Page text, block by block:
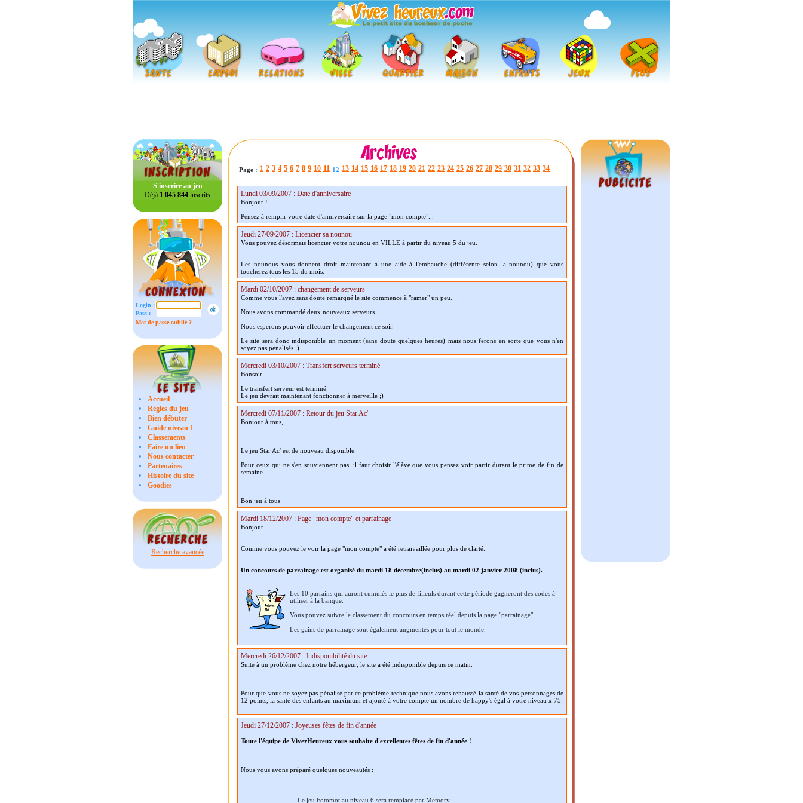
S'inscrire au jeu
Déjà 1 045 844 inscrits
Login :
Pass :
Mot de passe oublié ?
Accueil
Règles du jeu
Bien débuter
Guide niveau 1
Classements
Faire un lien
Nous contacter
Partenaires
Histoire du site
Goodies
Recherche avancée
Page : 1 2 3 4 5 6 7 8 9 10 11 12 13 14 15 16 17 18 19 20 21 22 23 24 25 26 27 28 29 30 31 32 33 34
Lundi 03/09/2007 : Date d'anniversaire
Bonjour !
Pensez à remplir votre date d'anniversaire sur la page "mon compte"...
Jeudi 27/09/2007 : Licencier sa nounou
Vous pouvez désormais licencier votre nounou en VILLE à partir du niveau 5 du jeu.
Les nounous vous donnent droit maintenant à une aide à l'embauche (différente selon la nounou) que vous
toucherez tous les 15 du mois.
Mardi 02/10/2007 : changement de serveurs
Comme vous l'avez sans doute remarqué le site commence à "ramer" un peu.
Nous avons commandé deux nouveaux serveurs.
Nous esperons pouvoir effectuer le changement ce soir.
Le site sera donc indisponible un moment (sans doute quelques heures) mais nous ferons en sorte que vous n'en
soyez pas penalisés ;)
Mercredi 03/10/2007 : Transfert serveurs terminé
Bonsoir
Le transfert serveur est terminé.
Le jeu devrait maintenant fonctionner à merveille ;)
Mercredi 07/11/2007 : Retour du jeu Star Ac'
Bonjour à tous,
Le jeu Star Ac' est de nouveau disponible.
Pour ceux qui ne s'en souviennent pas, il faut choisir l'élève que vous pensez voir partir durant le prime de fin de
semaine.
Bon jeu à tous
Mardi 18/12/2007 : Page "mon compte" et parrainage
Bonjour
Comme vous pouvez le voir la page "mon compte" a été retraivaillée pour plus de clarté.
Un concours de parrainage est organisé du mardi 18 décembre(inclus) au mardi 02 janvier 2008 (inclus).
Les 10 parrains qui auront cumulés le plus de filleuls durant cette période gagneront des codes à
utiliser à la banque.
Vous pouvez suivre le classement du concours en temps réel depuis la page "parrainage".
Les gains de parrainage sont également augmentés pour tout le monde.
Mercredi 26/12/2007 : Indisponibilité du site
Suite à un problème chez notre hébergeur, le site a été indisponible depuis ce matin.
Pour que vous ne soyez pas pénalisé par ce problème technique nous avons rehaussé la santé de vos personnages de
12 points, la santé des enfants au maximum et ajouté à votre compte un nombre de happy's égal à votre niveau x 75.
Jeudi 27/12/2007 : Joyeuses fêtes de fin d'année
Toute l'équipe de VivezHeureux vous souhaite d'excellentes fêtes de fin d'année !
Nous vous avons préparé quelques nouveautés :
- Le jeu Fotomot au niveau 6 sera remplacé par Memory